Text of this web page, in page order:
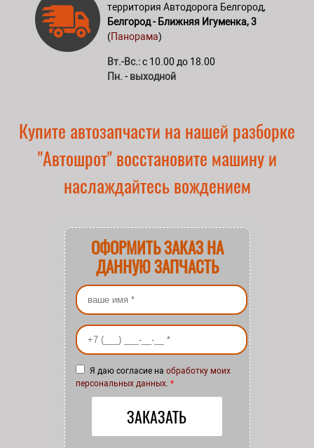
территория Автодорога Белгород,
Белгород - Ближняя Игуменка, 3
(Панорама)
Вт.-Вс.:с 10.00 до 18.00
Пн. - выходной
Купите автозапчасти на нашей разборке
"Автошрот" восстановите машину и
наслаждайтесь вождением
ОФОРМИТЬ ЗАКАЗ НА
ДАННУЮ ЗАПЧАСТЬ
Ваше имя*
Ваш номер телефона*
Я даю согласие на обработку моих
персональных данных. *